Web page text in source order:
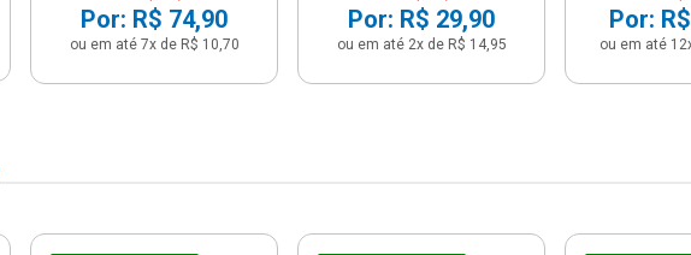
Por: R$ 74,90
ou em até 7x de R$ 10,70
Por: R$ 29,90
ou em até 2x de R$ 14,95
Por:
ou em até